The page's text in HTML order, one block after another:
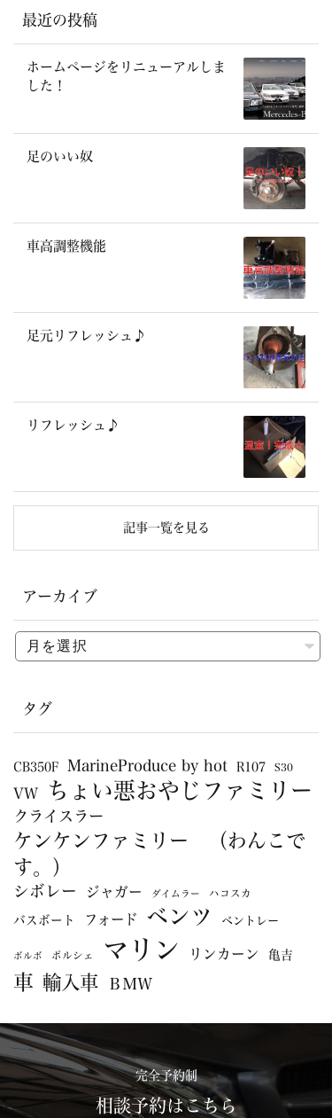
最近の投稿
ホームページをリニューアルしま
した！
足のいい奴
車高調整機能
足元リフレッシュ♪
リフレッシュ♪
記事一覧を見る
アーカイブ
タグ
CB350F MarineProduce by hot R107 S30
VW ちょい悪おやじファミリー
クライスラー
ケンケンファミリー （わんこで
す。）
シボレー ジャガー ダイムラー ハコスカ
バスボート フォード ベンツ ベントレー
ボルボ ポルシェ マリン リンカーン 亀吉
車 輸入車 ＢＭＷ
完全予約制
相談予約はこちら